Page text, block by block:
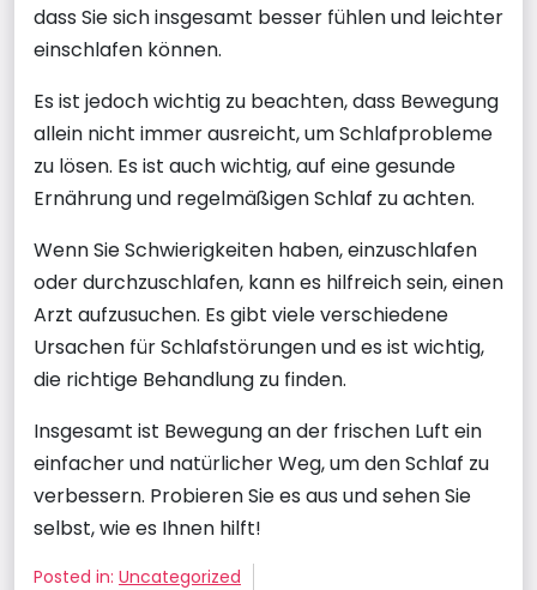
dass Sie sich insgesamt besser fühlen und leichter
einschlafen können.
Es ist jedoch wichtig zu beachten, dass Bewegung
allein nicht immer ausreicht, um Schlafprobleme
zu lösen. Es ist auch wichtig, auf eine gesunde
Ernährung und regelmäßigen Schlaf zu achten.
Wenn Sie Schwierigkeiten haben, einzuschlafen
oder durchzuschlafen, kann es hilfreich sein, einen
Arzt aufzusuchen. Es gibt viele verschiedene
Ursachen für Schlafstörungen und es ist wichtig,
die richtige Behandlung zu finden.
Insgesamt ist Bewegung an der frischen Luft ein
einfacher und natürlicher Weg, um den Schlaf zu
verbessern. Probieren Sie es aus und sehen Sie
selbst, wie es Ihnen hilft!
Posted in: Uncategorized